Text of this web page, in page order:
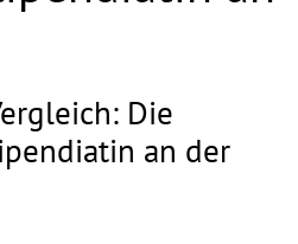
Die
an der